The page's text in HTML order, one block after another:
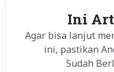
Ini
Agar bisa lanjut
ini, pastikan
Sudah